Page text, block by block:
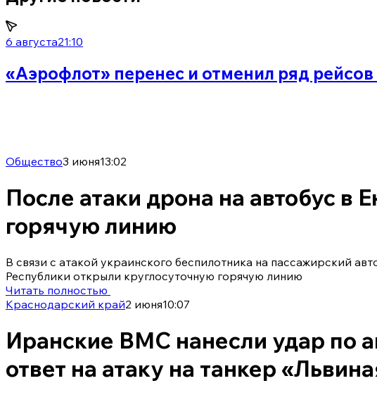
6 августа21:10
«Аэрофлот» перенес и отменил ряд
Общество3 июня13:02
После атаки дрона на автобус в
горячую линию
В связи с атакой украинского беспилотника на пассажирский
Республики открыли круглосуточную горячую линию
Читать полностью
Краснодарский край2 июня10:07
Иранские ВМС нанесли удар по
ответ на атаку на танкер